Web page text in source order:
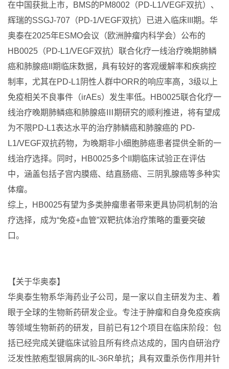
在中国获批上市，BMS的PM8002（PD-L1/VEGF双抗）、
辉瑞的SSGJ-707（PD-1/VEGF双抗）已进入临床III期。华
奥泰在2025年ESMO会议（欧洲肿瘤内科学会）公布的
HB0025（PD-L1/VEGF双抗）联合化疗一线治疗晚期肺鳞
癌和肺腺癌II期临床数据，具有较好的客观缓解率和疾病控
制率，尤其在PD-L1阴性人群中ORR的响应率高，3级以上
免疫相关不良事件（irAEs）发生率低。HB0025联合化疗一
线治疗晚期肺鳞癌和肺腺癌Ⅲ期研究的顺利推进，将有望成
为不限PD-L1表达水平的治疗肺鳞癌和肺腺癌的 PD-
L1/VEGF双抗药物，为晚期非小细胞肺癌患者提供全新的一
线治疗选择。同时，HB0025多个II期临床试验正在评估
中，涵盖包括子宫内膜癌、结直肠癌、三阴乳腺癌等多种实
体瘤。
综上，HB0025有望为多类肿瘤患者带来更具协同机制的治
疗选择，成为“免疫+血管”双靶抗体治疗策略的重要突破
口。
【关于华奥泰】
华奥泰生物系华海药业子公司，是一家以自主研发为主、着
眼于全球的生物新药研发企业。专注于肿瘤和自身免疫疾病
等领域生物新药的研发，目前已有12个项目在临床阶段：包
括已经完成关键临床试验且所有终点达成的，国内自研治疗
泛发性脓疱型银屑病的IL-36R单抗；具有双重杀伤作用并针